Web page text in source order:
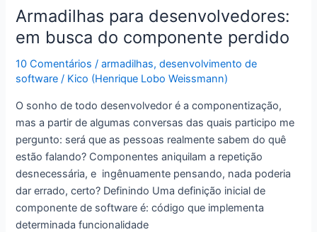
a
orientação
a
objetos
Armadilhas para desenvolvedores:
em busca do componente perdido
10 Comentários /armadilhas,desenvolvimento de
software / Kico (Henrique Lobo Weissmann)
O sonho de todo desenvolvedor é a componentização,
mas a partir de algumas conversas das quais participo me
pergunto: será que as pessoas realmente sabem do quê
estão falando? Componentes aniquilam a repetição
desnecessária, e ingênuamente pensando, nada poderia
dar errado, certo? Definindo Uma definição inicial de
componente de software é: código que implementa
determinada funcionalidade